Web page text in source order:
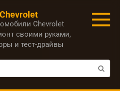
Chevrolet
своими руками,
и тест-драйвы